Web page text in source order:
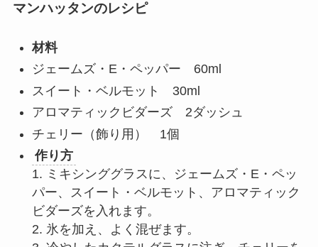
マンハッタンのレシピ
材料
ジェームズ・E・ペッパー 60ml
スイート・ベルモット 30ml
アロマティックビダーズ 2ダッシュ
チェリー（飾り用） 1個
作り方
1. ミキシンググラスに、ジェームズ・E・ペッ
パー、スイート・ベルモット、アロマティック
ビダーズを入れます。
2. 氷を加え、よく混ぜます。